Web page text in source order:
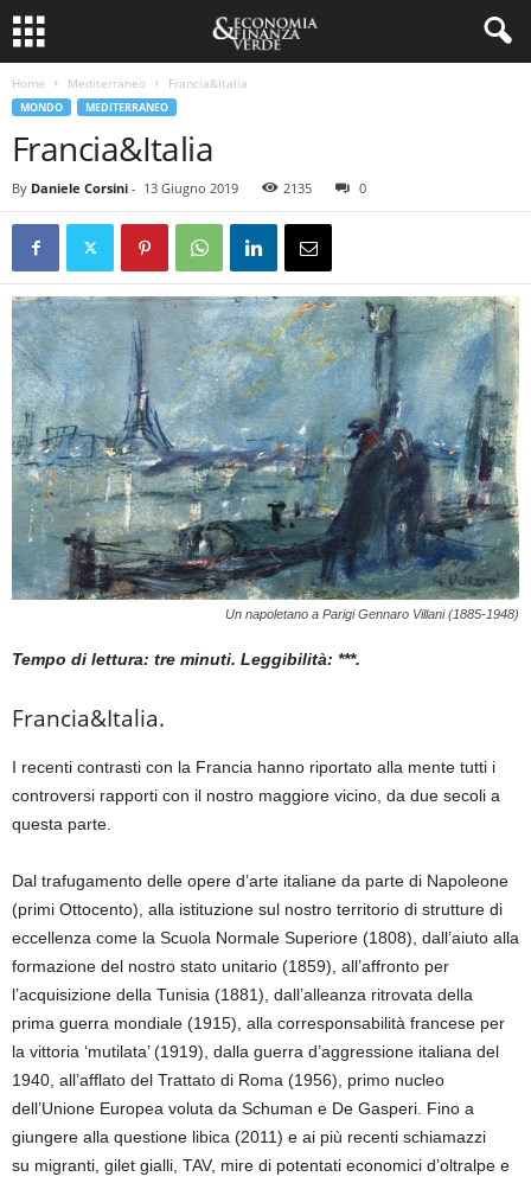
Home Mediterraneo Francia&Italia
MONDO MEDITERRANEO
Francia&Italia
By Daniele Corsini - 13 Giugno 2019 2135 0
Un napoletano a Parigi Gennaro Villani (1885-1948)
Tempo di lettura: tre minuti. Leggibilità: ***.
Francia&Italia.
I recenti contrasti con la Francia hanno riportato alla mente tutti i
controversi rapporti con il nostro maggiore vicino, da due secoli a
questa parte.
Dal trafugamento delle opere d’arte italiane da parte di Napoleone
(primi Ottocento), alla istituzione sul nostro territorio di strutture di
eccellenza come la Scuola Normale Superiore (1808), dall’aiuto alla
formazione del nostro stato unitario (1859), all’affronto per
l’acquisizione della Tunisia (1881), dall’alleanza ritrovata della
prima guerra mondiale (1915), alla corresponsabilità francese per
la vittoria ‘mutilata’ (1919), dalla guerra d’aggressione italiana del
1940, all’afflato del Trattato di Roma (1956), primo nucleo
dell’Unione Europea voluta da Schuman e De Gasperi. Fino a
giungere alla questione libica (2011) e ai più recenti schiamazzi
su migranti, gilet gialli, TAV, mire di potentati economici d’oltralpe e